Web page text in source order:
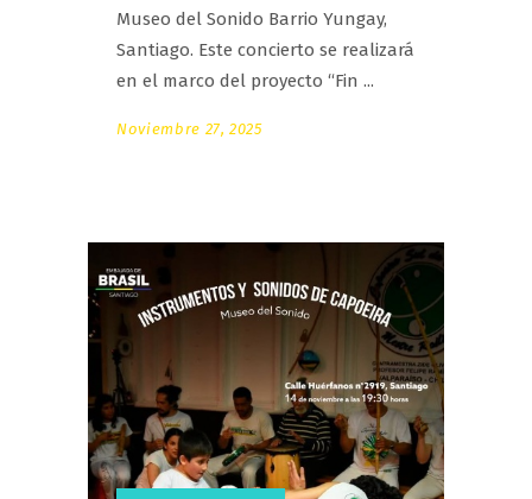
Museo del Sonido Barrio Yungay,
Santiago. Este concierto se realizará
en el marco del proyecto “Fin
Noviembre 27, 2025